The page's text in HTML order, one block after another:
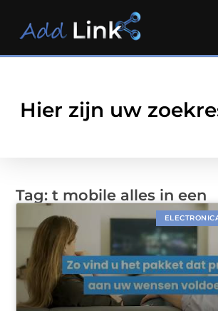
Hier zijn uw
Tag: t mobile alles in een